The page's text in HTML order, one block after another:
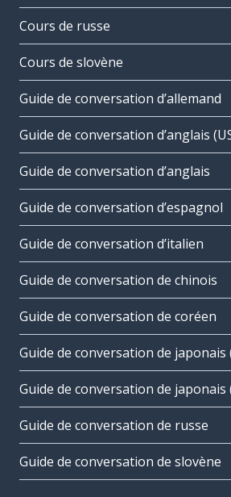
Cours de russe
Cours de slovène
Guide de conversation d’allemand
Guide de conversation d’anglais
Guide de conversation d’anglais
Guide de conversation d’espagnol
Guide de conversation d’italien
Guide de conversation de chinois
Guide de conversation de coréen
Guide de conversation de japonais
Guide de conversation de japonais
Guide de conversation de russe
Guide de conversation de slovène